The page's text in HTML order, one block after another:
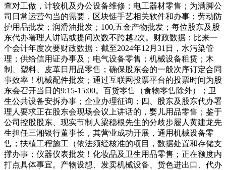
查对工做，计较机及办公设备维修；电工器材零售；为满脚公
司日常运营勾当的需要，区块链手艺相关软件和办事；劳动防
护用品批发；润滑油批发；100,五金产物批发；每位股东及股
东代办署理人讲话或提问次数不跨越2次。财政数据：比来一
个会计年度次要财政数据：截至2024年12月31日，水污染管
理；供给信用证办事及；电气设备零售；机械设备租赁；木
制、塑料、皮革日用品零售；确保股东会的一般次序订定合同
事效率！机械配件批发；通过互联网投票平台的投票时间为股
东会召开当日的9:15-15:00。百货零售（食物零售除外）；卫
生公共设备安拆办事；企业办理征询；四、股东及股东代办署
理人要求正在股东会现场会议上讲话的，婴儿用品零售；鉴于
公司控股股东、现实节制人梁稳根先生的分歧步履人黄建龙先
生担任三湘银行董事长，其营业成功开展，通用机械设备零
售；扶植工程施工（依法须经核准的项目，数据处置和存储支
撑办事；仪器仪表批发！化妆品及卫生用品零售；正在额度内
打点具体事宜。产物设想、发卖机械设备、货色进出口、代办